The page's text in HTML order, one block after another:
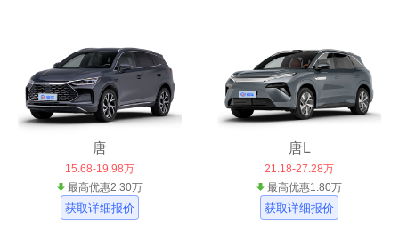
唐
15.68-19.98万
最高优惠2.30万
获取详细报价
唐L
21.18-27.28万
最高优惠1.80万
获取详细报价